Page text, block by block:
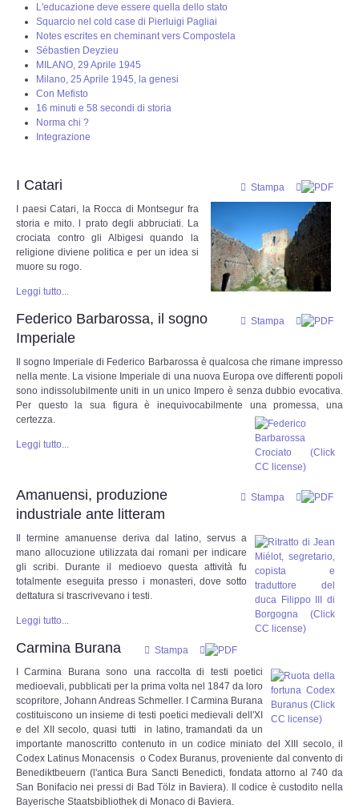
Eventi in programmazione
STORIA
Protostoria
Storia Medioevale
Storia - La Reconquista
Storia Moderna
La nostra storia
CULTURA
Recensioni letterarie
Abecedarium
Mito e Poesia
DOCUMENTI
Documenti 1900 - 1940
Documenti 1940 - 2000
Documenti dal 2000 ad oggi
L'educazione deve essere quella dello stato
Squarcio nel cold case di Pierluigi Pagliai
Notes escrites en cheminant vers Compostela
Sébastien Deyzieu
MILANO, 29 Aprile 1945
Milano, 25 Aprile 1945, la genesi
Con Mefisto
16 minuti e 58 secondi di storia
Norma chi ?
Integrazione
Stampa
I Catari
I paesi Catari, la Rocca di Montsegur fra
storia e mito. l prato degli abbruciati. La
crociata contro gli Albigesi quando la
religione diviene politica e per un idea si
muore su rogo.
Leggi tutto...
Stampa
Federico Barbarossa, il sogno
Imperiale
Il sogno Imperiale di Federico Barbarossa è qualcosa che rimane impresso
nella mente. La visione Imperiale di una nuova Europa ove differenti popoli
sono indissolubilmente uniti in un unico Impero è senza dubbio evocativa.
Per questo la sua figura è inequivocabilmente una promessa, una
certezza.
Leggi tutto...
Stampa
Amanuensi, produzione
industriale ante litteram
Il termine amanuense deriva dal latino, servus a
mano allocuzione utilizzata dai romani per indicare
gli scribi. Durante il medioevo questa attività fu
totalmente eseguita presso i monasteri, dove sotto
dettatura si trascrivevano i testi.
Leggi tutto...
Stampa
Carmina Burana
I Carmina Burana sono una raccolta di testi poetici
medioevali, pubblicati per la prima volta nel 1847 da loro
scopritore, Johann Andreas Schmeller. I Carmina Burana
costituiscono un insieme di testi poetici medievali dell'XI
e del XII secolo, quasi tutti in latino, tramandati da un
importante manoscritto contenuto in un codice miniato del XIII secolo, il
Codex Latinus Monacensis o Codex Buranus, proveniente dal convento di
Benediktbeuern (l'antica Bura Sancti Benedicti, fondata attorno al 740 da
San Bonifacio nei pressi di Bad Tölz in Baviera). Il codice è custodito nella
Bayerische Staatsbibliothek di Monaco di Baviera.